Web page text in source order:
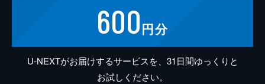
600円分
U-NEXTがお届けするサービスを、31日間ゆっくりと
お試しください。